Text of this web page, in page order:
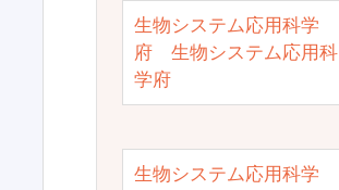
生物システム応用科学
府 生物システム応用科
学府
生物システム応用科学